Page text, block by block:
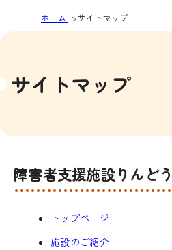
ホーム サイトマップ
サイトマップ
障害者支援施設りんど
トップページ
施設のご紹介